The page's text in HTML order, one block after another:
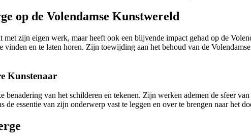
op de Volendamse Kunstwereld
zijn eigen werk, maar heeft ook een blijvende impact gehad op de
vinden en te laten horen. Zijn toewijding aan het behoud van de
Kunstenaar
benadering van het schilderen en tekenen. Zijn werken ademen de sfeer
essentie van zijn onderwerp vast te leggen en over te brengen naar het